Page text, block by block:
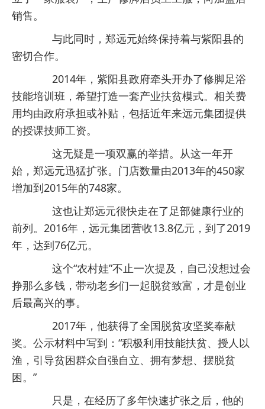
销售。
与此同时，郑远元始终保持着与紫阳县的
密切合作。
2014年，紫阳县政府牵头开办了修脚足浴
技能培训班，希望打造一套产业扶贫模式。相关费
用均由政府承担或补贴，包括近年来远元集团提供
的授课技师工资。
这无疑是一项双赢的举措。从这一年开
始，郑远元迅猛扩张。门店数量由2013年的450家
增加到2015年的748家。
这也让郑远元很快走在了足部健康行业的
前列。2016年，远元集团营收13.8亿元，到了2019
年，达到76亿元。
这个“农村娃”不止一次提及，自己没想过会
挣那么多钱，带动老乡们一起脱贫致富，才是创业
后最高兴的事。
2017年，他获得了全国脱贫攻坚奖奉献
奖。公示材料中写到：“积极利用技能扶贫、授人以
渔，引导贫困群众自强自立、拥有梦想、摆脱贫
困。”
只是，在经历了多年快速扩张之后，他的